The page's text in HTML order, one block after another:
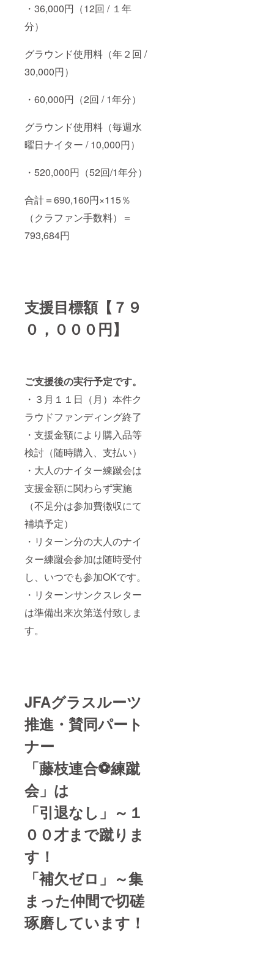
・36,000円（12回 / １年
分）
グラウンド使用料（年２回 /
30,000円）
・60,000円（2回 / 1年分）
グラウンド使用料（毎週水
曜日ナイター / 10,000円）
・520,000円（52回/1年分）
合計＝690,160円×115％
（クラファン手数料）＝
793,684円
支援目標額【７９
０，０００円】
ご支援後の実行予定です。
・３月１１日（月）本件ク
ラウドファンディング終了
・支援金額により購入品等
検討（随時購入、支払い）
・大人のナイター練蹴会は
支援金額に関わらず実施
（不足分は参加費徴収にて
補填予定）
・リターン分の大人のナイ
ター練蹴会参加は随時受付
し、いつでも参加OKです。
・リターンサンクスレター
は準備出来次第送付致しま
す。
JFAグラスルーツ
推進・賛同パート
ナー
「藤枝連合⚽練蹴
会」は
「引退なし」～１
００才まで蹴りま
す！
「補欠ゼロ」～集
まった仲間で切磋
琢磨しています！